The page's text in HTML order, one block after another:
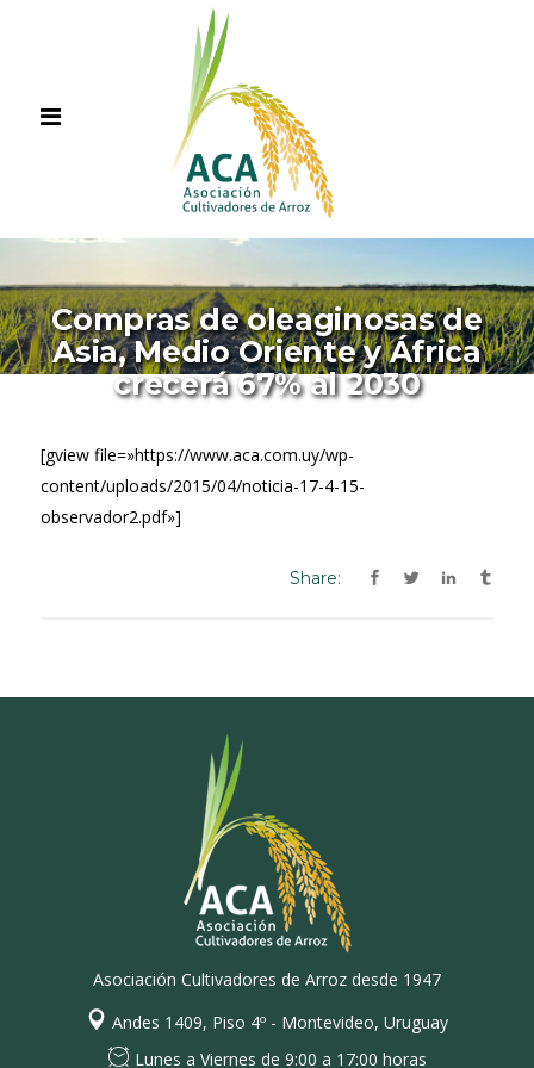
Compras de oleaginosas de
Asia, Medio Oriente y África
crecerá 67% al 2030
[gview file=»https://www.aca.com.uy/wp-
content/uploads/2015/04/noticia-17-4-15-
observador2.pdf»]
Share:
Asociación Cultivadores de Arroz desde 1947
Andes 1409, Piso 4º - Montevideo, Uruguay
Lunes a Viernes de 9:00 a 17:00 horas